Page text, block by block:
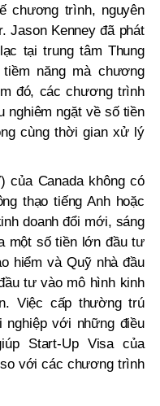
chương trình, nguyên
Jason Kenney đã phát
tại trung tâm Thung
năng mà chương
đó, các chương trình
nghiêm ngặt về số tiền
cùng thời gian xử lý
của Canada không có
thạo tiếng Anh hoặc
doanh đổi mới, sáng
một số tiền lớn đầu tư
hiểm và Quỹ nhà đầu
tư vào mô hình kinh
Việc cấp thường trú
nghiệp với những điều
Start-Up Visa của
với các chương trình